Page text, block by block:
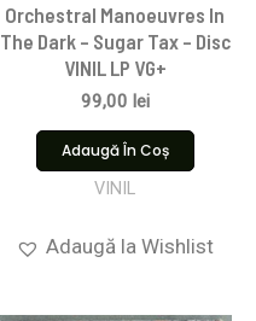
Orchestral Manoeuvres In
The Dark – Sugar Tax – Disc
VINIL LP VG+
99,00 lei
Adaugă În Coș
VINIL
Adaugă la Wishlist